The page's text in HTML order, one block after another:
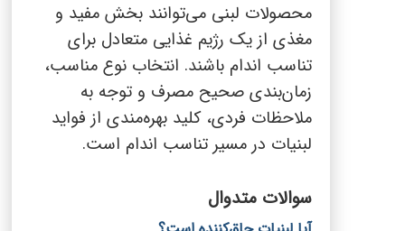
محصولات لبنی می‌توانند بخش مفید و
مغذی از یک رژیم غذایی متعادل برای
تناسب اندام باشند. انتخاب نوع مناسب،
زمان‌بندی صحیح مصرف و توجه به
ملاحظات فردی، کلید بهره‌مندی از فواید
لبنیات در مسیر تناسب اندام است.
سوالات متدوال